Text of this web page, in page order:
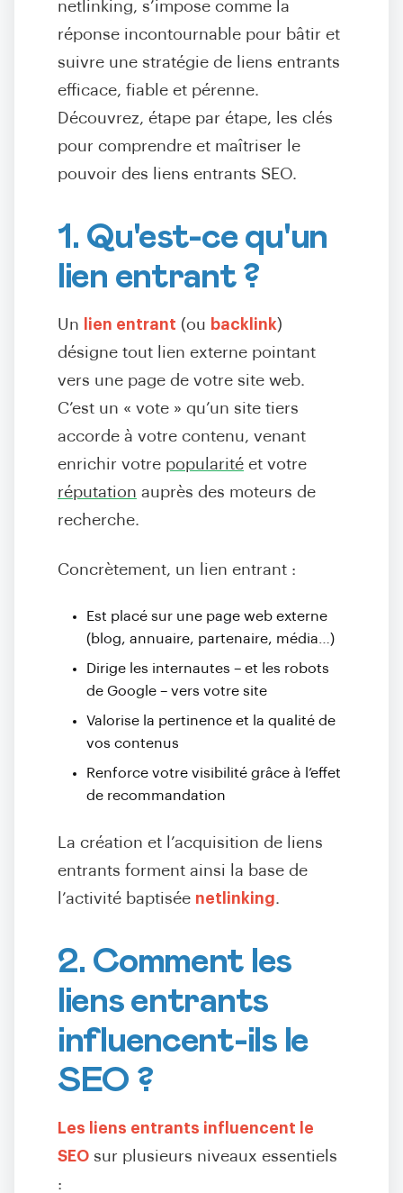
netlinking, s’impose comme la
réponse incontournable pour bâtir et
suivre une stratégie de liens entrants
efficace, fiable et pérenne.
Découvrez, étape par étape, les clés
pour comprendre et maîtriser le
pouvoir des liens entrants SEO.
1. Qu'est-ce qu'un
lien entrant ?
Un lien entrant (ou backlink)
désigne tout lien externe pointant
vers une page de votre site web.
C’est un « vote » qu’un site tiers
accorde à votre contenu, venant
enrichir votre popularité et votre
réputation auprès des moteurs de
recherche.
Concrètement, un lien entrant :
Est placé sur une page web externe
(blog, annuaire, partenaire, média…)
Dirige les internautes – et les robots
de Google – vers votre site
Valorise la pertinence et la qualité de
vos contenus
Renforce votre visibilité grâce à l’effet
de recommandation
La création et l’acquisition de liens
entrants forment ainsi la base de
l’activité baptisée netlinking.
2. Comment les
liens entrants
influencent-ils le
SEO ?
Les liens entrants influencent le
SEO sur plusieurs niveaux essentiels
: